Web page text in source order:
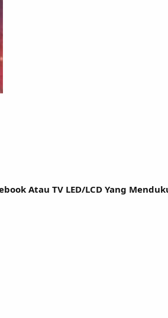
Atau TV LED/LCD Yang